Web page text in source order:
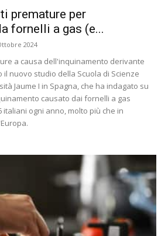
premature per
fornelli a gas (e...
2024
a causa dell'inquinamento derivante
il nuovo studio della Scuola di Scienze
Jaume I in Spagna, che ha indagato su
causato dai fornelli a gas
italiani ogni anno, molto più che in